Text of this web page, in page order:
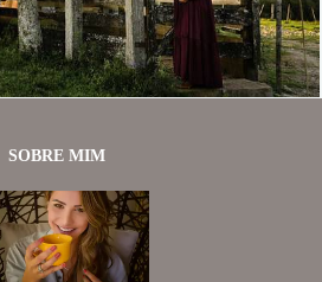
1096 11
SOBRE MIM